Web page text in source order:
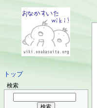
トップ
検索